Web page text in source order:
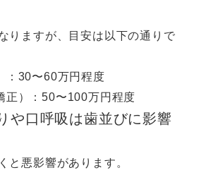
りますが、目安は以下の通りで
：30〜60万円程度
正）：50〜100万円程度
や口呼吸は歯並びに影響
と悪影響があります。